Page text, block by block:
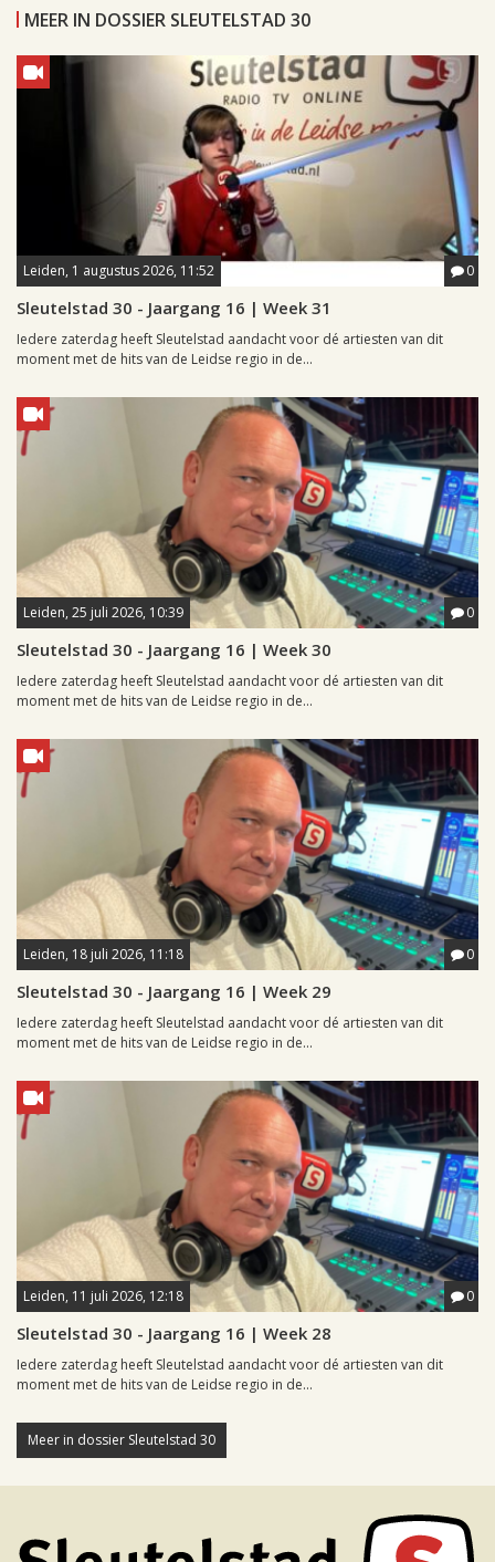
MEER IN DOSSIER SLEUTELSTAD 30
Leiden, 1 augustus 2026, 11:52 0
Sleutelstad 30 - Jaargang 16 | Week 31
Iedere zaterdag heeft Sleutelstad aandacht voor dé artiesten van dit
moment met de hits van de Leidse regio in de...
Leiden, 25 juli 2026, 10:39 0
Sleutelstad 30 - Jaargang 16 | Week 30
Iedere zaterdag heeft Sleutelstad aandacht voor dé artiesten van dit
moment met de hits van de Leidse regio in de...
Leiden, 18 juli 2026, 11:18 0
Sleutelstad 30 - Jaargang 16 | Week 29
Iedere zaterdag heeft Sleutelstad aandacht voor dé artiesten van dit
moment met de hits van de Leidse regio in de...
Leiden, 11 juli 2026, 12:18 0
Sleutelstad 30 - Jaargang 16 | Week 28
Iedere zaterdag heeft Sleutelstad aandacht voor dé artiesten van dit
moment met de hits van de Leidse regio in de...
Meer in dossier Sleutelstad 30